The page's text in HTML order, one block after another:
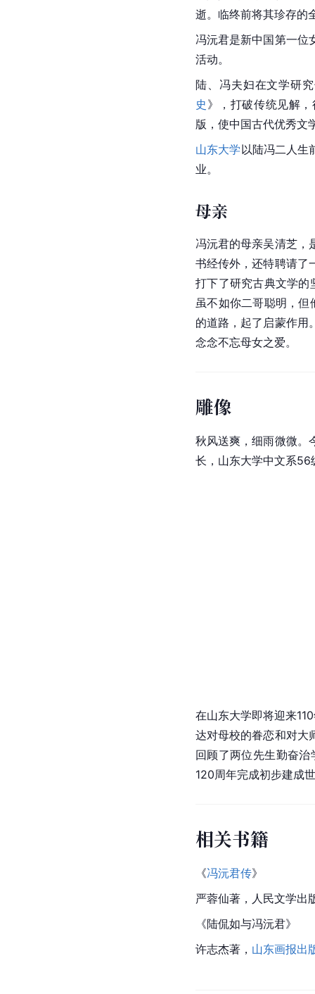
逝。临终前将其珍存的
冯沅君是新中国第一位
活动。
陆、冯夫妇在文学研
史 》，打破传统见解
版，使中国古代优秀文
山东大学以陆冯二人生
业。
母亲
冯沅君的母亲吴清芝，
书经传外，还特聘请了
打下了研究古典文学的
虽不如你二哥聪明，
的道路，起了启蒙作用
念念不忘母女之爱。
雕像
秋风送爽，细雨微微。
长，山东大学中文系56
在山东大学即将迎来
达对母校的眷恋和对大
回顾了两位先生勤奋
120周年完成初步建成
相关书籍
《冯沅君传》
严蓉仙著，人民文学出
《陆侃如与冯沅君》
许志杰著， 山东画报出